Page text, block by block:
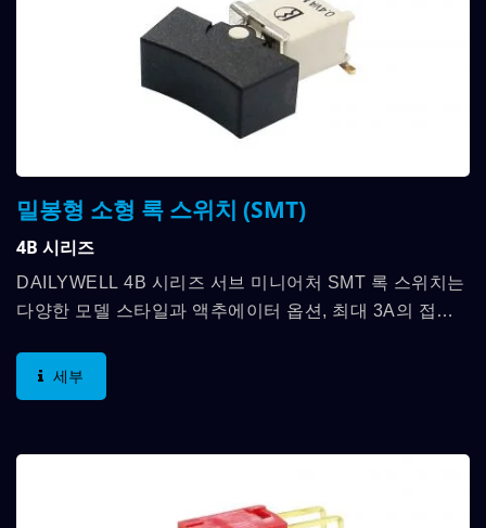
밀봉형 소형 록 스위치 (SMT)
4B 시리즈
DAILYWELL 4B 시리즈 서브 미니어처 SMT 록 스위치는
다양한 모델 스타일과 액추에이터 옵션, 최대 3A의 접점
세부